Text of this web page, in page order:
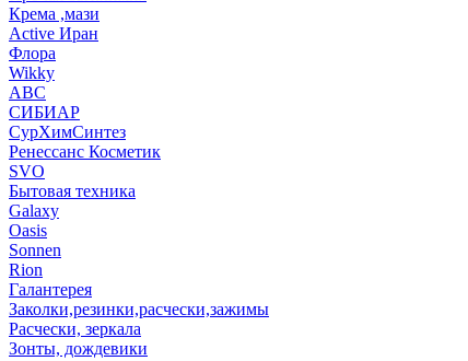
Крема ,мази
Аctive Иран
Флора
Wikky
АВС
СИБИАР
СурХимСинтез
Ренессанс Косметик
SVO
Бытовая техника
Galaxy
Oasis
Sonnen
Rion
Галантерея
Заколки,резинки,расчески,зажимы
Расчески, зеркала
Зонты, дождевики